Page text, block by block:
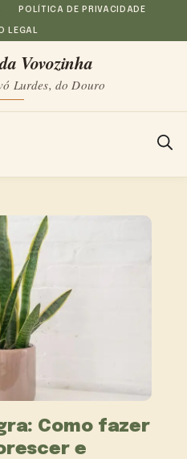
POLÍTICA DE PRIVACIDADE
LEGAL
Vovozinha
Lurdes, do Douro
Como fazer
e